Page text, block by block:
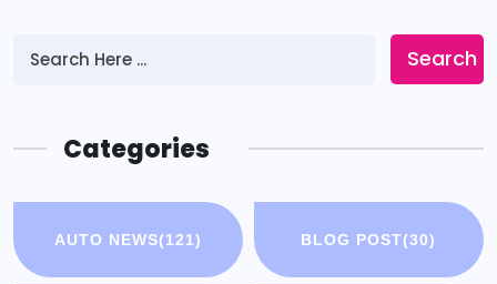
Search
Categories
AUTO NEWS(121) BLOG POST(30)